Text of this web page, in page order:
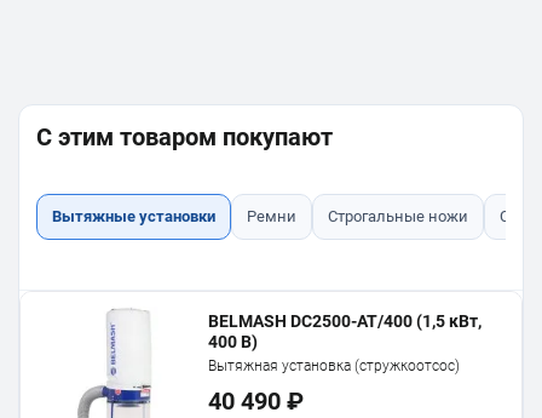
С этим товаром покупают
Вытяжные установки Ремни Строгальные ножи
BELMASH DC2500-AT/400 (1,5 кВт,
400 В)
Вытяжная установка (стружкоотсос)
40 490 ₽